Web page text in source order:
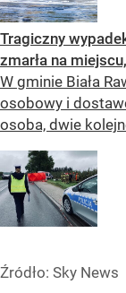
Tragiczny
zmarła na
W gminie Biała
osobowy i
osoba, dwie
Źródło: Sky News